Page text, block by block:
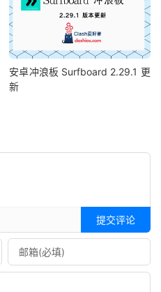
安卓冲浪板 Surfboard 2.29.1 更
新
提交评论